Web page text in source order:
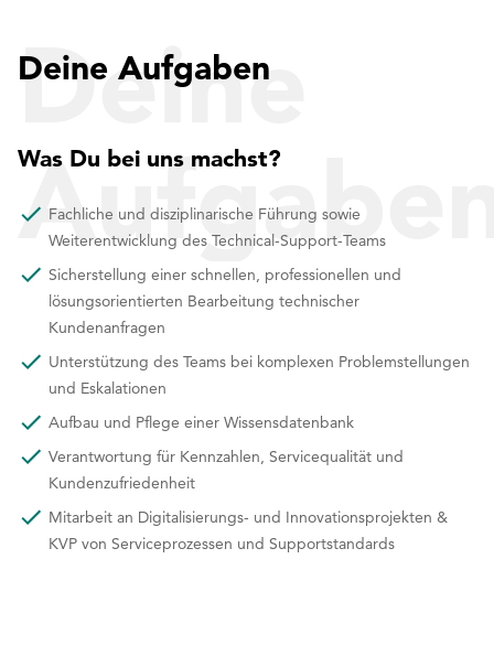
Deine
Deine Aufgaben
Was Du bei uns machst?
Fachliche und disziplinarische Führung sowie
Weiterentwicklung des Technical-Support-Teams
Sicherstellung einer schnellen, professionellen und
lösungsorientierten Bearbeitung technischer
Kundenanfragen
Unterstützung des Teams bei komplexen Problemstellungen
und Eskalationen
Aufbau und Pflege einer Wissensdatenbank
Verantwortung für Kennzahlen, Servicequalität und
Kundenzufriedenheit
Mitarbeit an Digitalisierungs- und Innovationsprojekten &
KVP von Serviceprozessen und Supportstandards